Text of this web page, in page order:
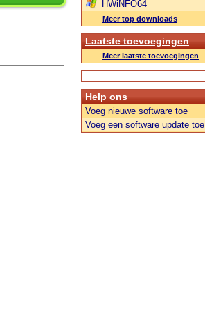
HWiNFO64
Meer top downloads
Laatste toevoegingen
Meer laatste toevoegingen
Help ons
Voeg nieuwe software toe
Voeg een software update toe